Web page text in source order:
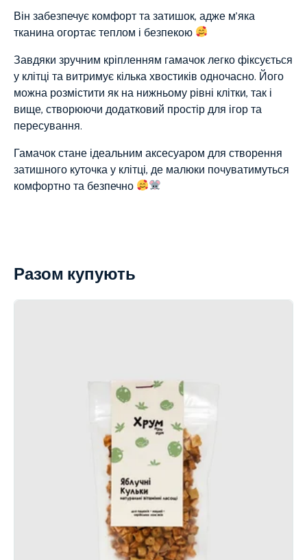
Він забезпечує комфорт та затишок, адже м’яка
тканина огортає теплом і безпекою
Завдяки зручним кріпленням гамачок легко фіксується
у клітці та витримує кілька хвостиків одночасно. Його
можна розмістити як на нижньому рівні клітки, так і
вище, створюючи додатковий простір для ігор та
пересування.
Гамачок стане ідеальним аксесуаром для створення
затишного куточка у клітці, де малюки почуватимуться
комфортно та безпечно
Разом купують